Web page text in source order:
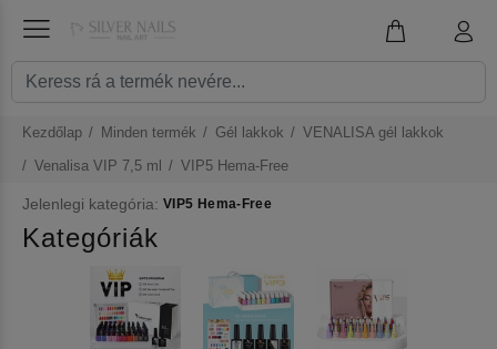
Kezdőlap Minden termék Gél lakkok
VENALISA gél lakkok
Venalisa VIP 7,5 ml
VIP5 Hema-Free
Jelenlegi kategória: VIP5 Hema-Free
Kategóriák